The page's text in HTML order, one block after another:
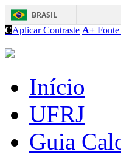
BRASIL
CAplicar Contraste A+
Início
UFRJ
Guia